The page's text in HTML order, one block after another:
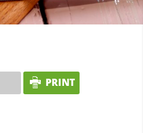
PRINT